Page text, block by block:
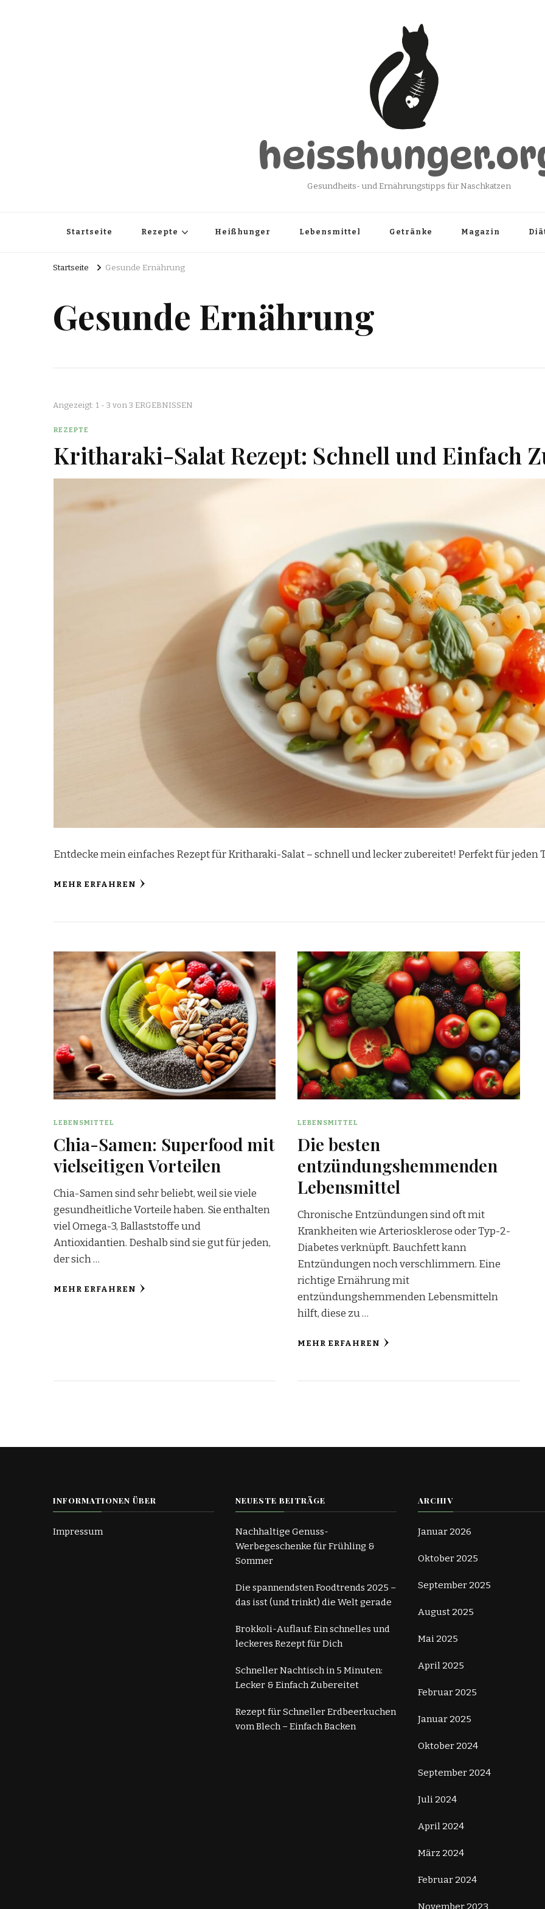
Gesundheits- und Ernährungstipps für Naschkatzen
Startseite Rezepte Heißhunger Lebensmittel Getränke Magazin
Startseite Gesunde Ernährung
Gesunde Ernährung
Angezeigt: 1 - 3 von 3 ERGEBNISSEN
REZEPTE
Kritharaki-Salat Rezept: Schnell und Einfach
Entdecke mein einfaches Rezept für Kritharaki-Salat – schnell und lecker zubereitet! Perfekt für jeden
MEHR ERFAHREN
LEBENSMITTEL
Chia-Samen: Superfood mit
vielseitigen Vorteilen
Chia-Samen sind sehr beliebt, weil sie viele
gesundheitliche Vorteile haben. Sie enthalten
viel Omega-3, Ballaststoffe und
Antioxidantien. Deshalb sind sie gut für jeden,
der sich …
MEHR ERFAHREN
LEBENSMITTEL
Die besten
entzündungshemmenden
Lebensmittel
Chronische Entzündungen sind oft mit
Krankheiten wie Arteriosklerose oder Typ-2-
Diabetes verknüpft. Bauchfett kann
Entzündungen noch verschlimmern. Eine
richtige Ernährung mit
entzündungshemmenden Lebensmitteln
hilft, diese zu …
MEHR ERFAHREN
INFORMATIONEN ÜBER
Impressum
NEUESTE BEITRÄGE
Nachhaltige Genuss-
Werbegeschenke für Frühling &
Sommer
Die spannendsten Foodtrends 2025 –
das isst (und trinkt) die Welt gerade
Brokkoli-Auflauf: Ein schnelles und
leckeres Rezept für Dich
Schneller Nachtisch in 5 Minuten:
Lecker & Einfach Zubereitet
Rezept für Schneller Erdbeerkuchen
vom Blech – Einfach Backen
ARCHIV
Januar 2026
Oktober 2025
September 2025
August 2025
Mai 2025
April 2025
Februar 2025
Januar 2025
Oktober 2024
September 2024
Juli 2024
April 2024
März 2024
Februar 2024
November 2023